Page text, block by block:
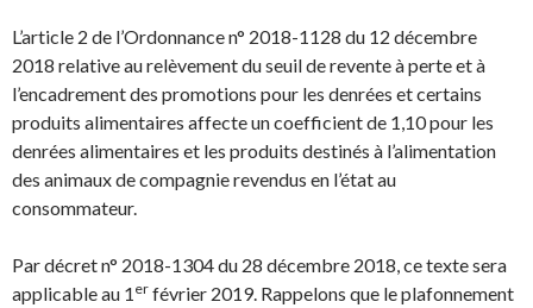
L’article 2 de l’Ordonnance n° 2018-1128 du 12 décembre
2018 relative au relèvement du seuil de revente à perte et à
l’encadrement des promotions pour les denrées et certains
produits alimentaires affecte un coefficient de 1,10 pour les
denrées alimentaires et les produits destinés à l’alimentation
des animaux de compagnie revendus en l’état au
consommateur.
Par décret n° 2018-1304 du 28 décembre 2018, ce texte sera
applicable au 1 er février 2019. Rappelons que le plafonnement